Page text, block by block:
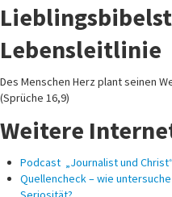
Lebensleitlinie
Des Menschen Herz plant seinen
(Sprüche 16,9)
Weitere
Podcast „Journalist und
Quellencheck – wie